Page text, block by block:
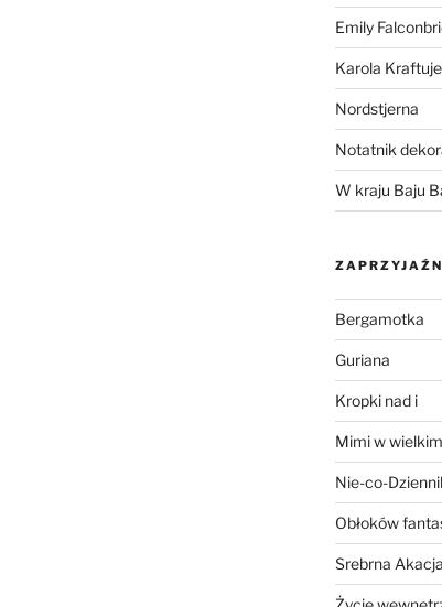
Emily
Karola Kraftuje
Nordstjerna
Notatnik
W kraju Baju
Bergamotka
Guriana
Kropki nad i
Mimi w
Nie-co-
Obłoków
Srebrna Akacja